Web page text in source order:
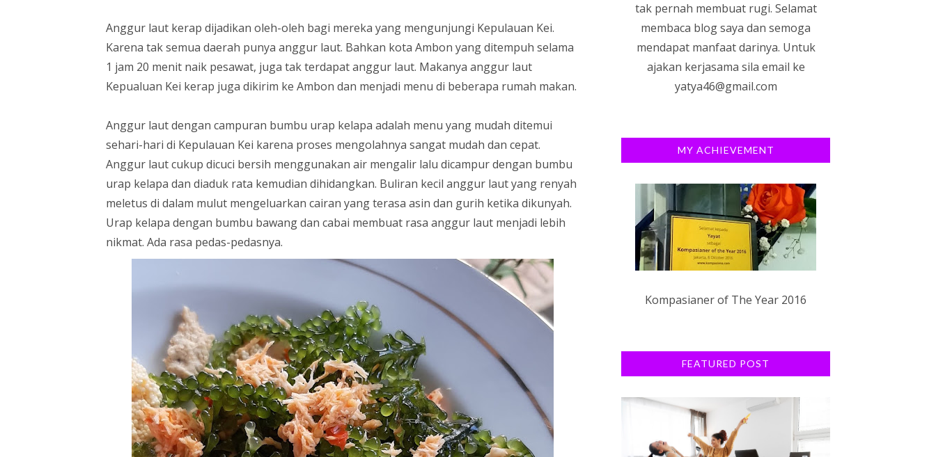
Anggur laut kerap dijadikan oleh-oleh bagi mereka yang mengunjungi Kepulauan Kei.
Karena tak semua daerah punya anggur laut. Bahkan kota Ambon yang ditempuh selama
1 jam 20 menit naik pesawat, juga tak terdapat anggur laut. Makanya anggur laut
Kepualuan Kei kerap juga dikirim ke Ambon dan menjadi menu di beberapa rumah makan.
Anggur laut dengan campuran bumbu urap kelapa adalah menu yang mudah ditemui
sehari-hari di Kepulauan Kei karena proses mengolahnya sangat mudah dan cepat.
Anggur laut cukup dicuci bersih menggunakan air mengalir lalu dicampur dengan bumbu
urap kelapa dan diaduk rata kemudian dihidangkan. Buliran kecil anggur laut yang renyah
meletus di dalam mulut mengeluarkan cairan yang terasa asin dan gurih ketika dikunyah.
Urap kelapa dengan bumbu bawang dan cabai membuat rasa anggur laut menjadi lebih
nikmat. Ada rasa pedas-pedasnya.
tak pernah membuat rugi. Selamat
membaca blog saya dan semoga
mendapat manfaat darinya. Untuk
ajakan kerjasama sila email ke
yatya46@gmail.com
MY ACHIEVEMENT
Kompasianer of The Year 2016
FEATURED POST